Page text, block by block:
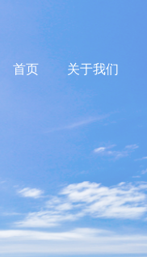
首页 关于我们